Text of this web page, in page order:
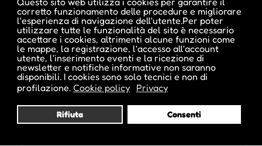
corretto funzionamento delle procedure e migliorare
l'esperienza di navigazione dell'utente.Per poter
utilizzare tutte le funzionalità del sito è necessario
accettare i cookies, altrimenti alcune funzioni come
le mappe, la registrazione, l'accesso all'account
utente, l'inserimento eventi e la ricezione di
newsletter e notifiche informative non saranno
disponibili. I cookies sono solo tecnici e non di
profilazione. Cookie policy Privacy
Rifiuta Consenti
Email : reinhold.burchia@comune.bolzano.it
Date e orari evento :